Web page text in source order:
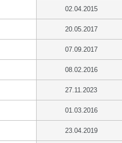
02.04.2015
20.05.2017
07.09.2017
08.02.2016
27.11.2023
01.03.2016
23.04.2019